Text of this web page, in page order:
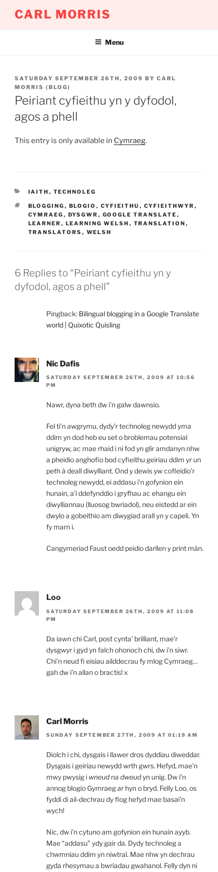
CARL MORRIS
Menu
POSTED
ON
SATURDAY SEPTEMBER 26TH, 2009 BY CARL
MORRIS (BLOG)
Peiriant cyfieithu yn y dyfodol,
agos a phell
This entry is only available in Cymraeg.
CATEGORIES
IAITH , TECHNOLEG
TAGS
BLOGGING , BLOGIO , CYFIEITHU , CYFIEITHWYR ,
CYMRAEG , DYSGWR , GOOGLE TRANSLATE ,
LEARNER , LEARNING WELSH , TRANSLATION ,
TRANSLATORS , WELSH
6 Replies to “Peiriant cyfieithu yn y
dyfodol, agos a phell”
Pingback: Bilingual blogging in a Google Translate
world | Quixotic Quisling
Nic Dafis
SATURDAY SEPTEMBER 26TH, 2009 AT 10:56
PM
Nawr, dyna beth dw i’n galw dawnsio.
Fel ti’n awgrymu, dydy’r technoleg newydd yma
ddim yn dod heb eu set o broblemau potensial
unigryw, ac mae rhaid i ni fod yn glir amdanyn nhw
a pheidio anghofio bod cyfieithu geiriau ddim yr un
peth â deall diwylliant. Ond y dewis yw cofleidio’r
technoleg newydd, ei addasu i’n gofynion ein
hunain, a’i ddefynddio i gryfhau ac ehangu ein
diwylliannau (lluosog bwriadol), neu eistedd ar ein
dwylo a gobeithio am diwygiad arall yn y capeli. Yn
fy marn i.
Cangymeriad Faust oedd peidio darllen y print mân.
Loo
SATURDAY SEPTEMBER 26TH, 2009 AT 11:08
PM
Da iawn chi Carl, post cynta’ brilliant, mae’r
dysgwyr i gyd yn falch ohonoch chi, dw i’n siwr.
Chi’n neud fi eisiau ailddecrau fy mlog Cymraeg…
gah dw i’n allan o bractis! x
Carl Morris
SUNDAY SEPTEMBER 27TH, 2009 AT 01:19 AM
Diolch i chi, dysgais i llawer dros dyddiau diweddar.
Dysgais i geiriau newydd wrth gwrs. Hefyd, mae’n
mwy pwysig i wneudna dweudyn unig. Dw i’n
annog blogio Gymraeg ar hyn o bryd. Felly Loo, os
fyddi di ail-dechrau dy flog hefyd mae basai’n
wych!
Nic, dw i’n cytuno am gofynion ein hunain ayyb.
Mae “addasu” ydy gair da. Dydy technoleg a
chwmniau ddim yn niwtral. Mae nhw yn dechrau
gyda rhesymau a bwriadau gwahanol. Felly dyn ni